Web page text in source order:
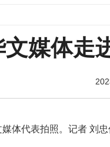
媒体走
体代表拍照。记者 刘忠